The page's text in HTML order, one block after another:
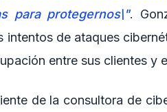
para protegernos\".
intentos de ataques
entre sus clientes y
de la consultora de